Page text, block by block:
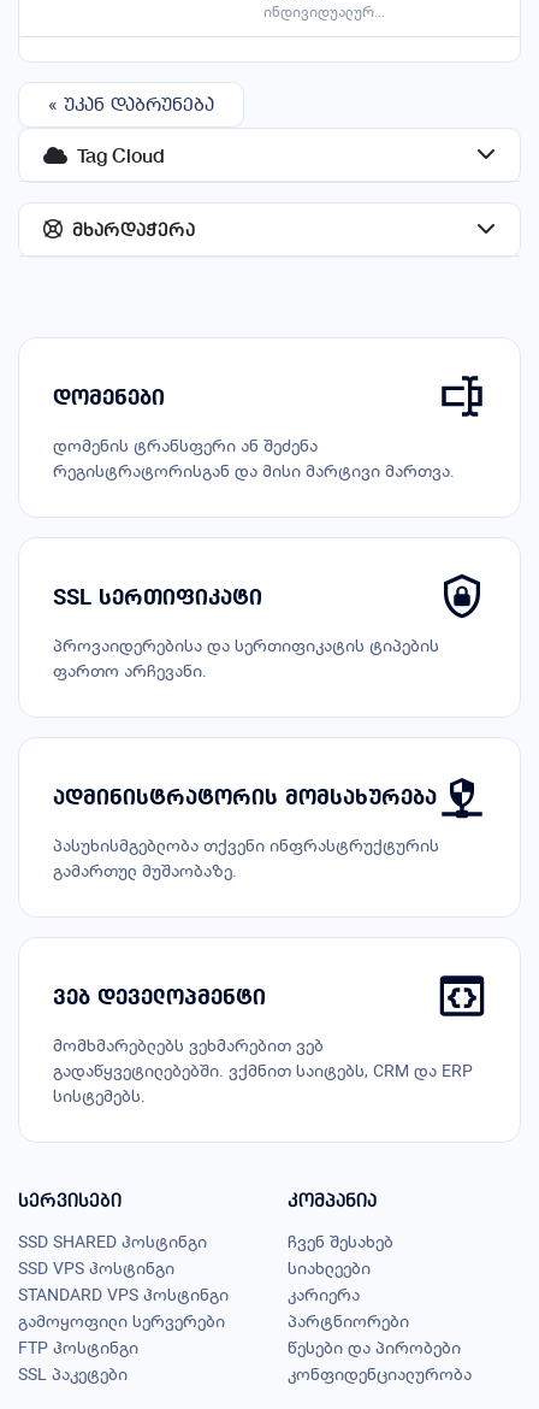
ინდივიდუალურ...
« უკან დაბრუნება
Tag Cloud
მხარდაჭერა
დომენები
დომენის ტრანსფერი ან შეძენა
რეგისტრატორისგან და მისი მარტივი მართვა.
SSL სერთიფიკატი
პროვაიდერებისა და სერთიფიკატის ტიპების
ფართო არჩევანი.
ადმინისტრატორის მომსახურება
პასუხისმგებლობა თქვენი ინფრასტრუქტურის
გამართულ მუშაობაზე.
ვებ დეველოპმენტი
მომხმარებლებს ვეხმარებით ვებ
გადაწყვეტილებებში. ვქმნით საიტებს, CRM და ERP
სისტემებს.
სერვისები
SSD SHARED ჰოსტინგი
SSD VPS ჰოსტინგი
STANDARD VPS ჰოსტინგი
გამოყოფილი სერვერები
FTP ჰოსტინგი
SSL პაკეტები
კომპანია
ჩვენ შესახებ
სიახლეები
კარიერა
პარტნიორები
წესები და პირობები
კონფიდენციალურობა